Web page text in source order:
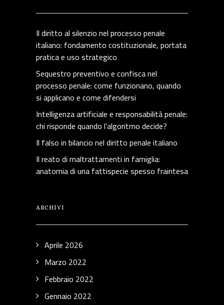
Il diritto al silenzio nel processo penale
italiano: fondamento costituzionale, portata
pratica e uso strategico
Sequestro preventivo e confisca nel
processo penale: come funzionano, quando
si applicano e come difendersi
Intelligenza artificiale e responsabilità penale:
chi risponde quando l’algoritmo decide?
Il falso in bilancio nel diritto penale italiano
Il reato di maltrattamenti in famiglia:
anatomia di una fattispecie spesso fraintesa
ARCHIVI
Aprile 2026
Marzo 2022
Febbraio 2022
Gennaio 2022